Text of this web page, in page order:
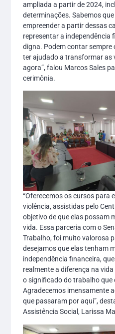
ampliada a partir de 2024,
determinações. Sabemos
empreender a partir dessas
representar a independência
digna. Podem contar sempre
ter ajudado a transformar as
agora”, falou Marcos Sales
cerimônia.
“Oferecemos os cursos para
violência, assistidas pelo
objetivo de que elas possam
vida. Essa parceria com o
Trabalho, foi muito valorosa
desejamos que elas tenham
independência financeira,
realmente a diferença na
o significado do trabalho que
Agradecemos imensamente
que passaram por aqui”,
Assistência Social, Larissa